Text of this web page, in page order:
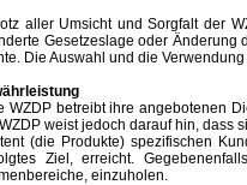
Umsicht und Sorgfalt der
Gesetzeslage oder Änderung
Die Auswahl und die
betreibt ihre angebotenen
weist jedoch darauf hin, dass
(die Produkte) spezifischen
Ziel, erreicht.
einzuholen.